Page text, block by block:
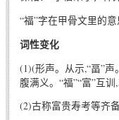
“福”字在甲骨文里的
词性变化
(1)(形声。从示,“畐”声
腹满义。“福”“富”互
(2)古称富贵寿考等齐